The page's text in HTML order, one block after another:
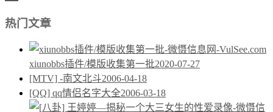
热门文章
xiunobbs插件/模版收集第一批2020-07-27
[MTV] -南文北斗2006-04-18
[QQ] qq情侣名字大全2006-03-18